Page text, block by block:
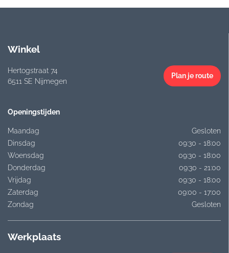
Winkel
Hertogstraat 74
6511 SE Nijmegen
Plan je route
Openingstijden
Maandag
Gesloten
Dinsdag
09:30 - 18:00
Woensdag
09:30 - 18:00
Donderdag
09:30 - 21:00
Vrijdag
09:30 - 18:00
Zaterdag
09:00 - 17:00
Zondag
Gesloten
Werkplaats